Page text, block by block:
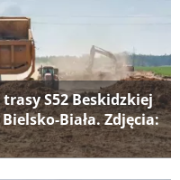
S52 Beskidzkiej
Biała. Zdjęcia: